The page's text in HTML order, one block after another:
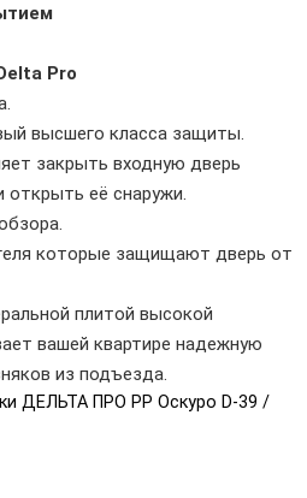
Pro
высшего класса защиты.
закрыть входную дверь
открыть её снаружи.
которые защищают дверь от
плитой высокой
вашей квартире надежную
из подъезда.
ДЕЛЬТА ПРО PP Оскуро D-39 /